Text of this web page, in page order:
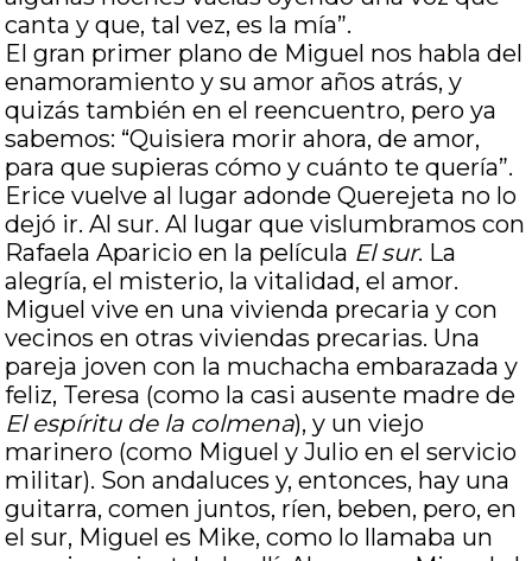
canta y que, tal vez, es la mía”.
El gran primer plano de Miguel nos habla del
enamoramiento y su amor años atrás, y
quizás también en el reencuentro, pero ya
sabemos: “Quisiera morir ahora, de amor,
para que supieras cómo y cuánto te quería”.
Erice vuelve al lugar adonde Querejeta no lo
dejó ir. Al sur. Al lugar que vislumbramos con
Rafaela Aparicio en la película El sur. La
alegría, el misterio, la vitalidad, el amor.
Miguel vive en una vivienda precaria y con
vecinos en otras viviendas precarias. Una
pareja joven con la muchacha embarazada y
feliz, Teresa (como la casi ausente madre de
El espíritu de la colmena), y un viejo
marinero (como Miguel y Julio en el servicio
militar). Son andaluces y, entonces, hay una
guitarra, comen juntos, ríen, beben, pero, en
el sur, Miguel es Mike, como lo llamaba un